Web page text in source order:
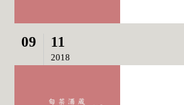
09 11
2018